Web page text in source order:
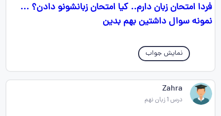
فردا امتحان زبان دارم.. کیا امتحان زبانشونو دادن؟ ...
نمونه سوال داشتین بهم بدین
نمایش جواب
Zahra
درس 1 زبان نهم